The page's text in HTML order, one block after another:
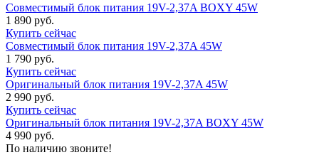
Совместимый блок питания 19V-2,37A BOXY 45W
1 890 руб.
Купить сейчас
Совместимый блок питания 19V-2,37A 45W
1 790 руб.
Купить сейчас
Оригинальный блок питания 19V-2,37A 45W
2 990 руб.
Купить сейчас
Оригинальный блок питания 19V-2,37A BOXY 45W
4 990 руб.
По наличию звоните!